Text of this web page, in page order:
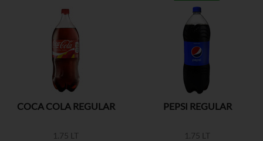
COCA COLA REGULAR
1.75 LT
PEPSI REGULAR
1.75 LT